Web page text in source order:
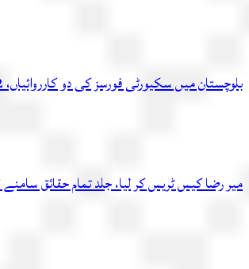
بلوچستان میں سکیورٹی فورسز کی دو کارروائیاں، 12 دہشتگرد ہلاک، ٹھکانہ بھی تباہ
میر رضا کیس ٹریس کر لیا، جلد تمام حقائق